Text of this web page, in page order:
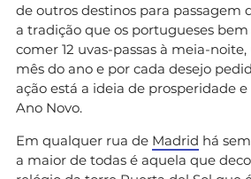
de outros destinos para passagem
a tradição que os portugueses
comer 12 uvas-passas à meia-
mês do ano e por cada desejo
ação está a ideia de prosperidade
Ano Novo.
Em qualquer rua de Madrid há
a maior de todas é aquela que